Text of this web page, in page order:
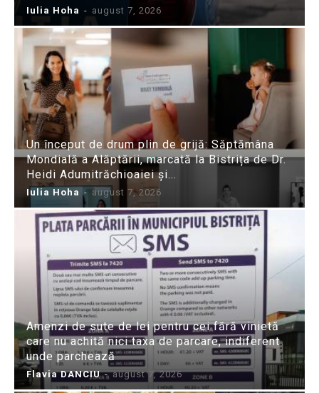
Iulia Hoha - august 7, 2026
Un început de drum plin de grijă: Săptămâna
Mondială a Alăptării, marcată la Bistrița de Dr.
Heidi Adumitrăchioaiei și...
Iulia Hoha - august 7, 2026
Amenzi de sute de lei pentru cei fără vinietă
care nu achită nici taxa de parcare, indiferent
unde parchează
Flavia DANCIU - august 7, 2026